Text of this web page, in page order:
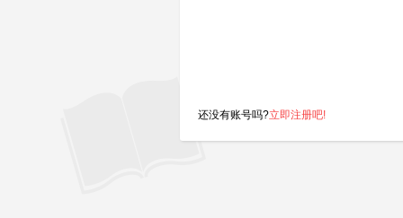
还没有账号吗?立即注册吧!